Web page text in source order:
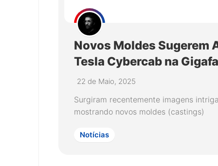
Novos Moldes Sugerem
Tesla Cybercab na
22 de Maio, 2025
Surgiram recentemente imagens
mostrando novos moldes (castings)
Notícias